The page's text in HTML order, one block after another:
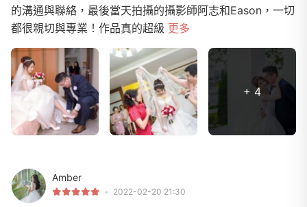
的溝通與聯絡，最後當天拍攝的攝影師阿志和Eason，一切
都很親切與專業！作品真的超級 更多
+ 4
Amber
2022-02-20 21:30